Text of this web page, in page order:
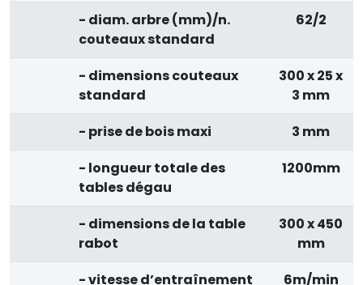
- diam. arbre (mm)/n.
couteaux standard
62/2
- dimensions couteaux
standard
300 x 25 x
3 mm
- prise de bois maxi
3 mm
- longueur totale des
tables dégau
1200mm
- dimensions de la table
rabot
300 x 450
mm
- vitesse d’entraînement
6m/min